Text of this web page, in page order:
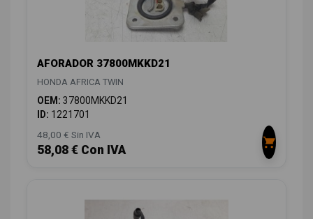
AFORADOR 37800MKKD21
HONDA AFRICA TWIN
OEM: 37800MKKD21
ID: 1221701
48,00 € Sin IVA
58,08 € Con IVA